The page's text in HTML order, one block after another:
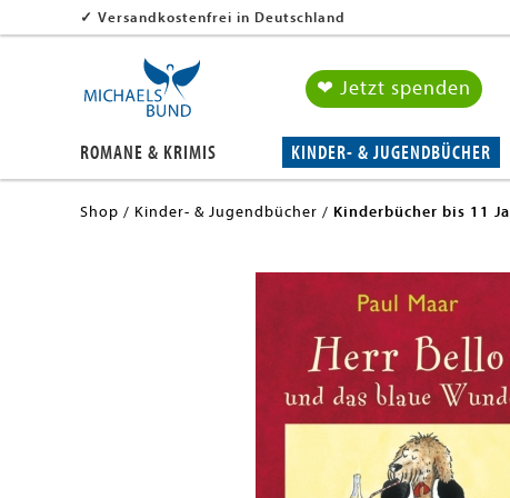
✓ Versandkostenfrei in Deutschland
❤ Jetzt spenden
ROMANE & KRIMIS KINDER- & JUGENDBÜCHER
Shop Kinder- & Jugendbücher Kinderbücher bis 11